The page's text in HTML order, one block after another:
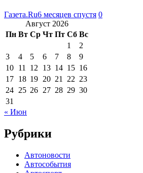
Газета.Ru6 месяцев спустя 0
Август 2026
Пн Вт Ср Чт Пт Сб Вс
1
2
3
4 5 6 7 8
9
10 11 12 13 14 15 16
17 18 19 20 21 22 23
24 25 26 27 28 29 30
31
« Июн
Рубрики
Автоновости
Автособытия